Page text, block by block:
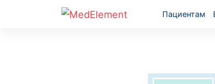
Пациентам